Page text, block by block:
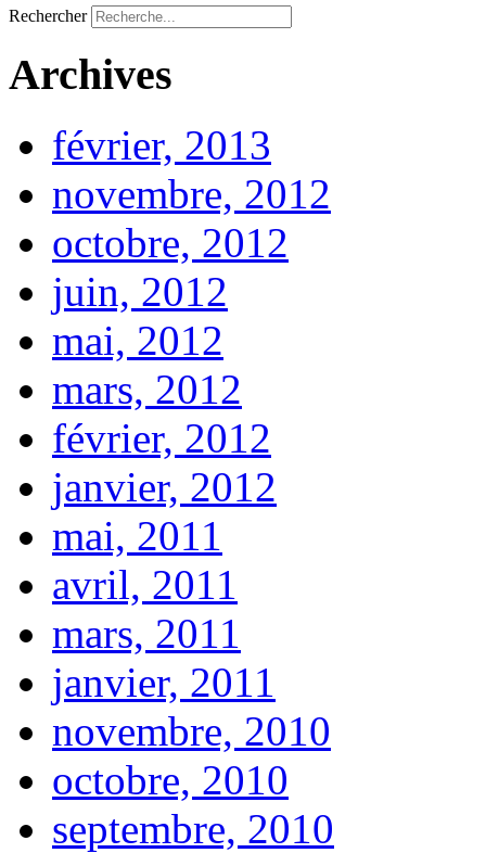
Rechercher
Archives
février, 2013
novembre, 2012
octobre, 2012
juin, 2012
mai, 2012
mars, 2012
février, 2012
janvier, 2012
mai, 2011
avril, 2011
mars, 2011
janvier, 2011
novembre, 2010
octobre, 2010
septembre, 2010